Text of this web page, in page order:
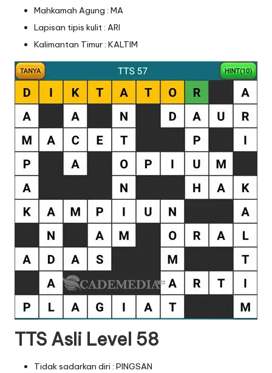
Mahkamah Agung : MA
Lapisan tipis kulit : ARI
Kalimantan Timur : KALTIM
TTS Asli Level 58
Tidak sadarkan diri : PINGSAN